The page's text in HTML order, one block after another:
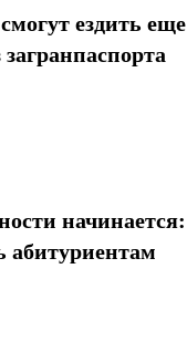
ездить еще
начинается:
абитуриентам